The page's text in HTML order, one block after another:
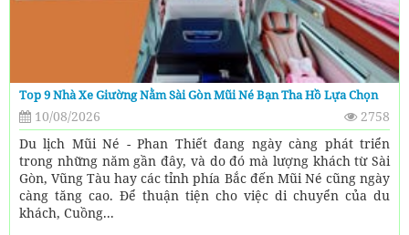
Top 9 Nhà Xe Giường Nằm Sài Gòn Mũi Né Bạn Tha Hồ Lựa Chọn
10/08/2026
2758
Du lịch Mũi Né - Phan Thiết đang ngày càng phát triển
trong những năm gần đây, và do đó mà lượng khách từ Sài
Gòn, Vũng Tàu hay các tỉnh phía Bắc đến Mũi Né cũng ngày
càng tăng cao. Để thuận tiện cho việc di chuyển của du
khách, Cuồng...